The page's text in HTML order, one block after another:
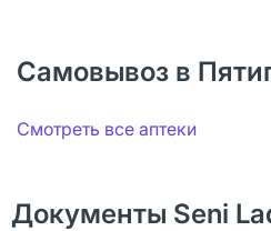
Самовывоз в
Смотреть все аптеки
Документы Seni